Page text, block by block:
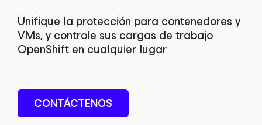
Unifique la protección para contenedores y
VMs, y controle sus cargas de trabajo
OpenShift en cualquier lugar
CONTÁCTENOS